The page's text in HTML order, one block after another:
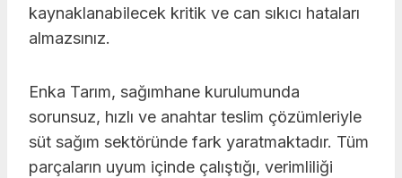
kaynaklanabilecek kritik ve can sıkıcı hataları
almazsınız.
Enka Tarım, sağımhane kurulumunda
sorunsuz, hızlı ve anahtar teslim çözümleriyle
süt sağım sektöründe fark yaratmaktadır. Tüm
parçaların uyum içinde çalıştığı, verimliliği